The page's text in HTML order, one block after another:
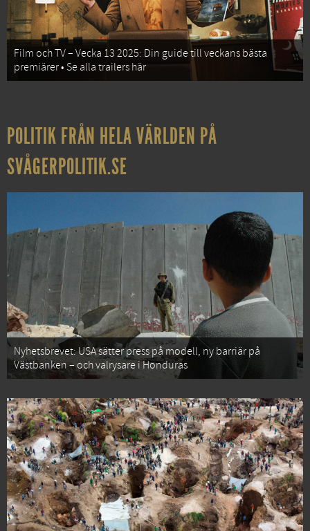
Film och TV – Vecka 13 2025: Din guide till veckans bästa
premiärer • Se alla trailers här
POLITIK FRÅN HELA VÄRLDEN PÅ
SVÅGERPOLITIK.SE
Nyhetsbrevet: USA sätter press på modell, ny barriär på
Västbanken – och valrysare i Honduras